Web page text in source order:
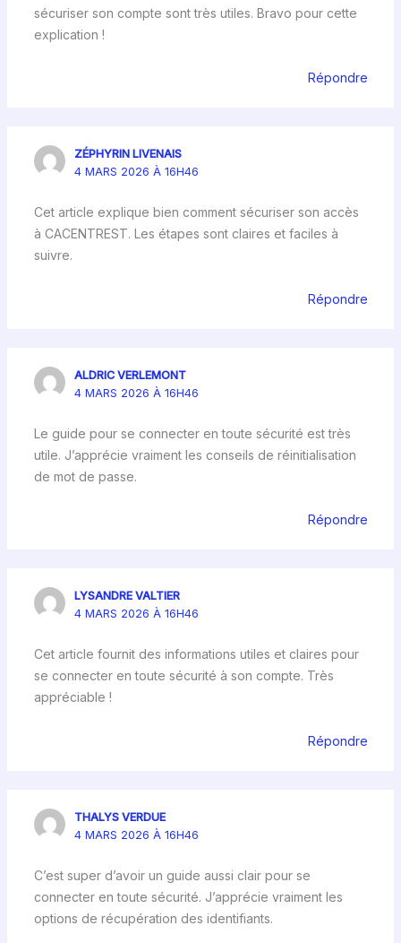
sécuriser son compte sont très utiles. Bravo pour cette
explication !
Répondre
ZÉPHYRIN LIVENAIS
4 MARS 2026 À 16H46
Cet article explique bien comment sécuriser son accès
à CACENTREST. Les étapes sont claires et faciles à
suivre.
Répondre
ALDRIC VERLEMONT
4 MARS 2026 À 16H46
Le guide pour se connecter en toute sécurité est très
utile. J’apprécie vraiment les conseils de réinitialisation
de mot de passe.
Répondre
LYSANDRE VALTIER
4 MARS 2026 À 16H46
Cet article fournit des informations utiles et claires pour
se connecter en toute sécurité à son compte. Très
appréciable !
Répondre
THALYS VERDUE
4 MARS 2026 À 16H46
C’est super d’avoir un guide aussi clair pour se
connecter en toute sécurité. J’apprécie vraiment les
options de récupération des identifiants.